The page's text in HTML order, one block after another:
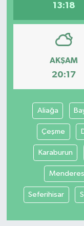
13:18
AKŞAM
20:17
Aliağa
Çeşme
Karaburun
Menderes
Seferihisar